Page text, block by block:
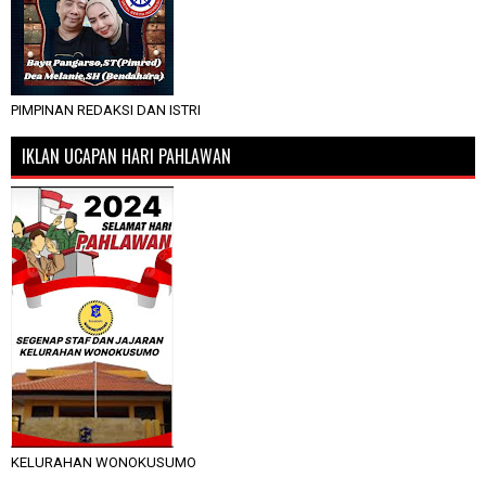
PIMPINAN REDAKSI DAN ISTRI
IKLAN UCAPAN HARI PAHLAWAN
KELURAHAN WONOKUSUMO